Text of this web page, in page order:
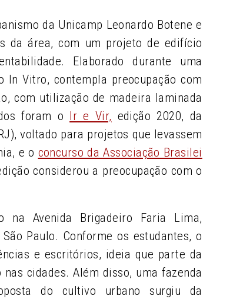
da Unicamp Leonardo Botene e
da área, com um projeto de edifício
Elaborado durante uma
In Vitro, contempla preocupação com
com utilização de madeira laminada
foram o Ir e Vir, edição 2020, da
voltado para projetos que levassem
e o concurso da Associação Brasilei
considerou a preocupação com o
Avenida Brigadeiro Faria Lima,
Paulo. Conforme os estudantes, o
e escritórios, ideia que parte da
cidades. Além disso, uma fazenda
do cultivo urbano surgiu da